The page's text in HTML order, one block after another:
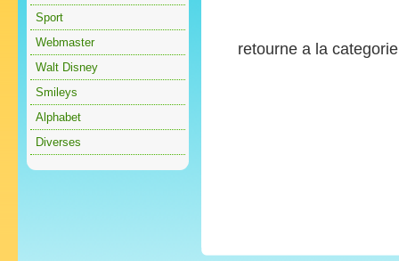
Sport
Webmaster
Walt Disney
Smileys
Alphabet
Diverses
retourne a la